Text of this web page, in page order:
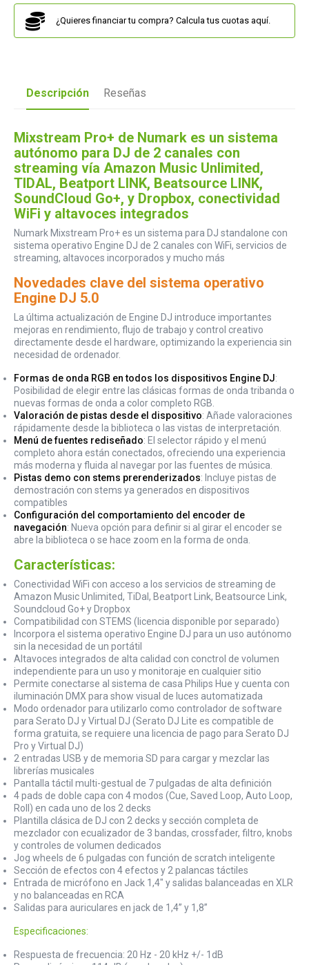
¿Quieres financiar tu compra? Calcula tus cuotas aquí.
Descripción Reseñas
Mixstream Pro+ de Numark es un sistema
autónomo para DJ de 2 canales con
streaming vía Amazon Music Unlimited,
TIDAL, Beatport LINK, Beatsource LINK,
SoundCloud Go+, y Dropbox, conectividad
WiFi y altavoces integrados
Numark Mixstream Pro+ es un sistema para DJ standalone con
sistema operativo Engine DJ de 2 canales con WiFi, servicios de
streaming, altavoces incorporados y mucho más
Novedades clave del sistema operativo
Engine DJ 5.0
La última actualización de Engine DJ introduce importantes
mejoras en rendimiento, flujo de trabajo y control creativo
directamente desde el hardware, optimizando la experiencia sin
necesidad de ordenador.
Formas de onda RGB en todos los dispositivos Engine DJ:
Posibilidad de elegir entre las clásicas formas de onda tribanda o
nuevas formas de onda a color completo RGB.
Valoración de pistas desde el dispositivo: Añade valoraciones
rápidamente desde la biblioteca o las vistas de interpretación.
Menú de fuentes rediseñado: El selector rápido y el menú
completo ahora están conectados, ofreciendo una experiencia
más moderna y fluida al navegar por las fuentes de música.
Pistas demo con stems prerenderizados: Incluye pistas de
demostración con stems ya generados en dispositivos
compatibles
Configuración del comportamiento del encoder de
navegación: Nueva opción para definir si al girar el encoder se
abre la biblioteca o se hace zoom en la forma de onda.
Características:
Conectividad WiFi con acceso a los servicios de streaming de
Amazon Music Unlimited, TiDal, Beatport Link, Beatsource Link,
Soundcloud Go+ y Dropbox
Compatibilidad con STEMS (licencia disponible por separado)
Incorpora el sistema operativo Engine DJ para un uso autónomo
sin la necesidad de un portátil
Altavoces integrados de alta calidad con conctrol de volumen
independiente para un uso y monitoraje en cualquier sitio
Permite conectarse al sistema de casa Philips Hue y cuenta con
iluminación DMX para show visual de luces automatizada
Modo ordenador para utilizarlo como controlador de software
para Serato DJ y Virtual DJ (Serato DJ Lite es compatible de
forma gratuita, se requiere una licencia de pago para Serato DJ
Pro y Virtual DJ)
2 entradas USB y de memoria SD para cargar y mezclar las
librerías musicales
Pantalla táctil multi-gestual de 7 pulgadas de alta definición
4 pads de doble capa con 4 modos (Cue, Saved Loop, Auto Loop,
Roll) en cada uno de los 2 decks
Plantilla clásica de DJ con 2 decks y sección completa de
mezclador con ecualizador de 3 bandas, crossfader, filtro, knobs
y controles de volumen dedicados
Jog wheels de 6 pulgadas con función de scratch inteligente
Sección de efectos con 4 efectos y 2 palancas táctiles
Entrada de micrófono en Jack 1,4" y salidas balanceadas en XLR
y no balanceadas en RCA
Salidas para auriculares en jack de 1,4” y 1,8”
Especificaciones:
Respuesta de frecuencia: 20 Hz - 20 kHz +/- 1dB